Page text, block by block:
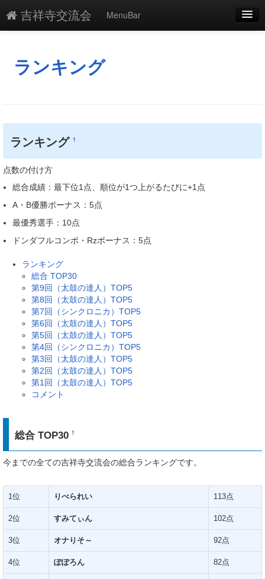
吉祥寺交流会
MenuBar
添付
一覧
単語検索
ランキング
ランキング†
点数の付け方
総合成績：最下位1点、順位が1つ上がるたびに+1点
A・B優勝ボーナス：5点
最優秀選手：10点
ドンダフルコンボ・Rzボーナス：5点
ランキング
総合 TOP30
第9回（太鼓の達人）TOP5
第8回（太鼓の達人）TOP5
第7回（シンクロニカ）TOP5
第6回（太鼓の達人）TOP5
第5回（太鼓の達人）TOP5
第4回（シンクロニカ）TOP5
第3回（太鼓の達人）TOP5
第2回（太鼓の達人）TOP5
第1回（太鼓の達人）TOP5
コメント
総合 TOP30†
今までの全ての吉祥寺交流会の総合ランキングです。
1位 りべられい 113点
2位 すみてぃん 102点
3位 オナりそ～ 92点
4位 ぽぽろん 82点